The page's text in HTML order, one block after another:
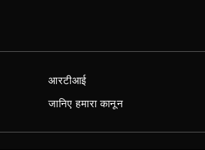
आरटीआई
जानिए हमारा कानून